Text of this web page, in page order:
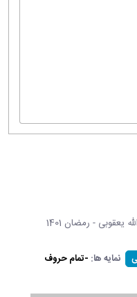
یعقوبی - رمضان 1401
نمایه ها: -تمام حروف